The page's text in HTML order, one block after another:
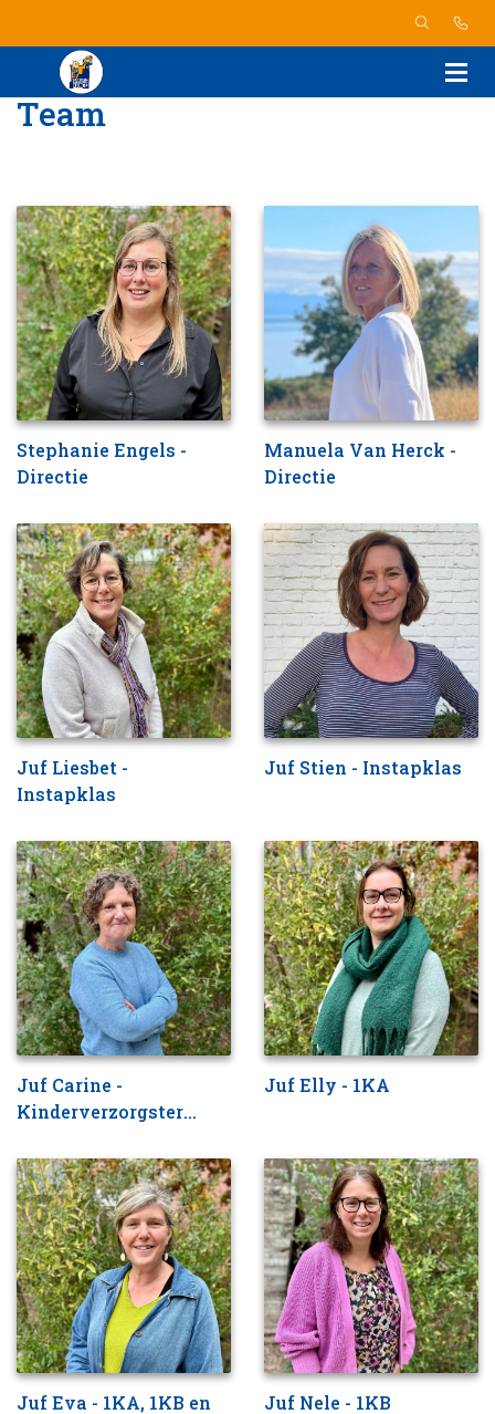
Team
Stephanie Engels -
Directie
Manuela Van Herck -
Directie
Juf Liesbet -
Instapklas
Juf Stien - Instapklas
Juf Carine -
Kinderverzorgster
Juf Elly - 1KA
Juf Eva - 1KA, 1KB en
Juf Nele - 1KB